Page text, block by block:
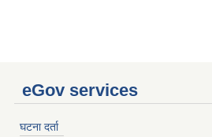
eGov services
घटना दर्ता